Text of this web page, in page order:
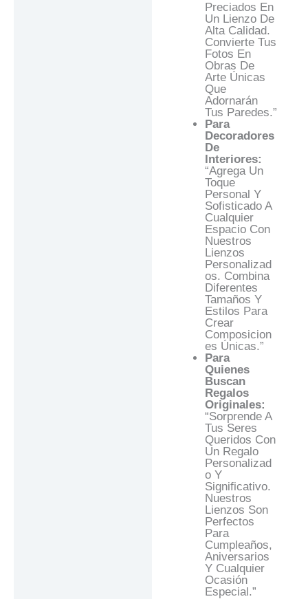
Preciados En
Un Lienzo De
Alta Calidad.
Convierte Tus
Fotos En
Obras De
Arte Únicas
Que
Adornarán
Tus Paredes.”
Para
Decoradores
De
Interiores:
“Agrega Un
Toque
Personal Y
Sofisticado A
Cualquier
Espacio Con
Nuestros
Lienzos
Personalizad
Os. Combina
Diferentes
Tamaños Y
Estilos Para
Crear
Composicion
Es Únicas.”
Para
Quienes
Buscan
Regalos
Originales:
“Sorprende A
Tus Seres
Queridos Con
Un Regalo
Personalizad
O Y
Significativo.
Nuestros
Lienzos Son
Perfectos
Para
Cumpleaños,
Aniversarios
Y Cualquier
Ocasión
Especial.”